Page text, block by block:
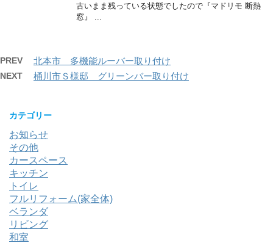
古いまま残っている状態でしたので『マドリモ 断熱
窓』 ...
PREV 北本市 多機能ルーバー取り付け
NEXT 桶川市Ｓ様邸 グリーンバー取り付け
カテゴリー
お知らせ
その他
カースペース
キッチン
トイレ
フルリフォーム(家全体)
ベランダ
リビング
和室